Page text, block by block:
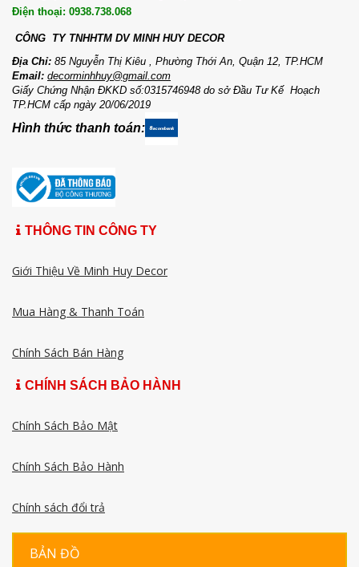
Điện thoại: 0938.738.068
CÔNG TY TNHHTM DV MINH HUY DECOR
Địa Chỉ: 85 Nguyễn Thị Kiêu , Phường Thới An, Quận 12, TP.HCM
Email: decorminhhuy@gmail.com
Giấy Chứng Nhận ĐKKD số:0315746948 do sở Đầu Tư Kế Hoạch
TP.HCM cấp ngày 20/06/2019
Hình thức thanh toán:
THÔNG TIN CÔNG TY
Giới Thiệu Về Minh Huy Decor
Mua Hàng & Thanh Toán
Chính Sách Bán Hàng
CHÍNH SÁCH BẢO HÀNH
Chính Sách Bảo Mật
Chính Sách Bảo Hành
Chính sách đổi trả
BẢN ĐỒ